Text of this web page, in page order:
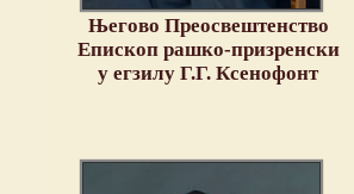
Његово Преосвештенство
Епископ рашко-призренски
у егзилу Г.Г. Ксенофонт